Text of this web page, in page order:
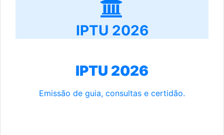
IPTU 2026
IPTU 2026
Emissão de guia, consultas e certidão.